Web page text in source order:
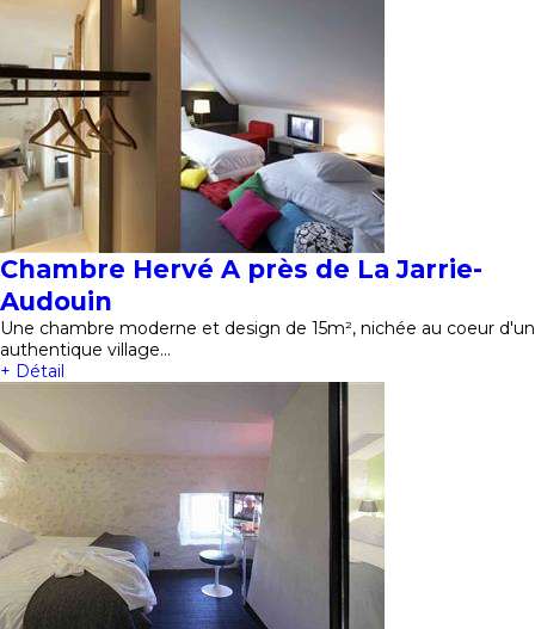
Chambre Hervé A près de La Jarrie-
Audouin
Une chambre moderne et design de 15m², nichée au coeur d'un
authentique village…
+ Détail